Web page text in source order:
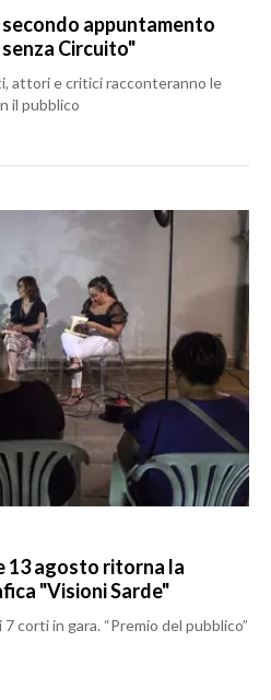
appuntamento
Circuito"
attori e critici racconteranno le
il pubblico
13 agosto ritorna la
"Visioni Sarde"
corti in gara. “Premio del pubblico”